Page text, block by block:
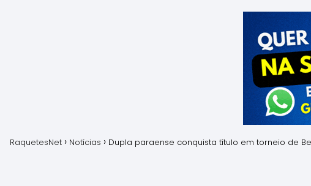
RaquetesNet Notícias Dupla paraense conquista título em torneio de